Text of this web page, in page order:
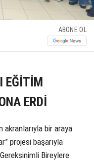
Youtube
ABONE OL
EĞİTİM
ERDİ
akranlarıyla bir araya
projesi başarıyla
Bireylere